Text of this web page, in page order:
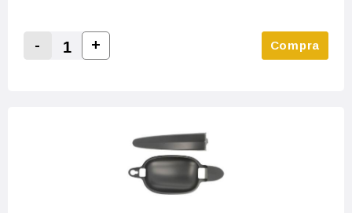
Decrease Quantity:
-
Increase Quantity:
+ Compra